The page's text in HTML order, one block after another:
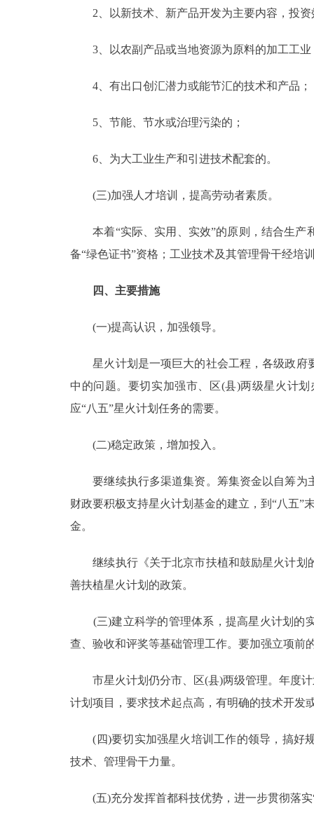
2、以新技术、新产品开发为主要内容，投资
3、以农副产品或当地资源为原料的加工工业
4、有出口创汇潜力或能节汇的技术和产品；
5、节能、节水或治理污染的；
6、为大工业生产和引进技术配套的。
(三)加强人才培训，提高劳动者素质。
本着“实际、实用、实效”的原则，结合生产
备“绿色证书”资格；工业技术及其管理骨干经培
四、主要措施
(一)提高认识，加强领导。
星火计划是一项巨大的社会工程，各级政府
中的问题。要切实加强市、区(县)两级星火计
应“八五”星火计划任务的需要。
(二)稳定政策，增加投入。
要继续执行多渠道集资。筹集资金以自筹为
财政要积极支持星火计划基金的建立，到“八五”
金。
继续执行《关于北京市扶植和鼓励星火计划
善扶植星火计划的政策。
(三)建立科学的管理体系，提高星火计划的实
查、验收和评奖等基础管理工作。要加强立项前
市星火计划仍分市、区(县)两级管理。年度计
计划项目，要求技术起点高，有明确的技术开发
(四)要切实加强星火培训工作的领导，搞好规
技术、管理骨干力量。
(五)充分发挥首都科技优势，进一步贯彻落实